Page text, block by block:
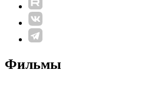
Фильмы